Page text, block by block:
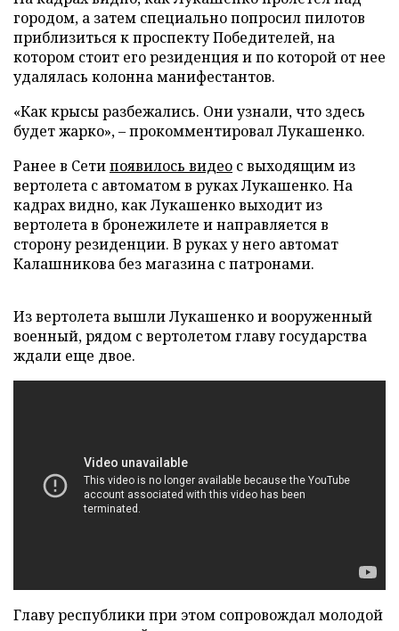
городом, а затем специально попросил пилотов
приблизиться к проспекту Победителей, на
котором стоит его резиденция и по которой от нее
удалялась колонна манифестантов.
«Как крысы разбежались. Они узнали, что здесь
будет жарко», – прокомментировал Лукашенко.
Ранее в Сетипоявилось видео с выходящим из
вертолета с автоматом в руках Лукашенко. На
кадрах видно, как Лукашенко выходит из
вертолета в бронежилете и направляется в
сторону резиденции. В руках у него автомат
Калашникова без магазина с патронами.
Из вертолета вышли Лукашенко и вооруженный
военный, рядом с вертолетом главу государства
ждали еще двое.
Главу республики при этом сопровождал молодой